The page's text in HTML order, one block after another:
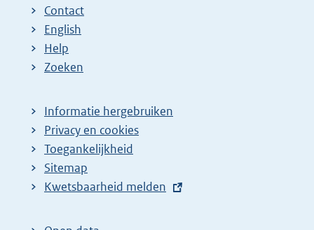
Contact
English
Help
Zoeken
Informatie hergebruiken
Privacy en cookies
Toegankelijkheid
Sitemap
E
t
Kwetsbaarheid melden